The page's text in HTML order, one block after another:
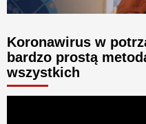
Koronawirus w
bardzo prostą
wszystkich